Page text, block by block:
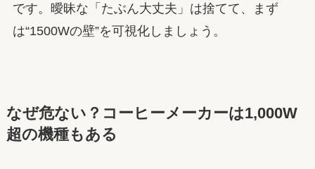
です。曖昧な「たぶん大丈夫」は捨てて、まず
は“1500Wの壁”を可視化しましょう。
なぜ危ない？コーヒーメーカーは1,000W
超の機種もある